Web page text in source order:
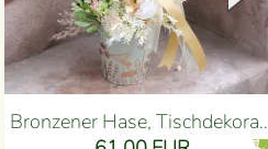
Bronzener Hase, Tischdekoration in Naturfarbe (48 cm)